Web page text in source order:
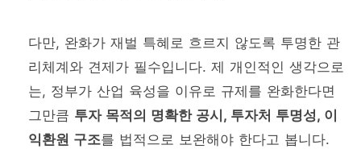
다만, 완화가 재벌 특혜로 흐르지 않도록 투명한 관
리체계와 견제가 필수입니다. 제 개인적인 생각으로
는, 정부가 산업 육성을 이유로 규제를 완화한다면
그만큼 투자 목적의 명확한 공시, 투자처 투명성, 이
익환원 구조를 법적으로 보완해야 한다고 봅니다.